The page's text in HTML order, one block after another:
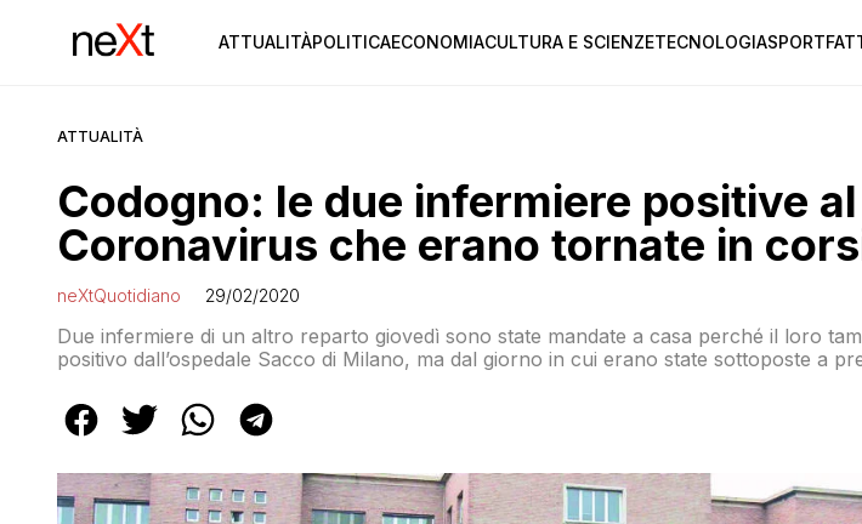
ATTUALITÀPOLITICAECONOMIACULTURA E SCIENZETECNOLOGIASPORT
ATTUALITÀ
Codogno: le due infermiere positive al
Coronavirus che erano tornate in
neXtQuotidiano 29/02/2020
Due infermiere di un altro reparto giovedì sono state mandate a casa perché il loro
positivo dall’ospedale Sacco di Milano, ma dal giorno in cui erano state sottoposte a